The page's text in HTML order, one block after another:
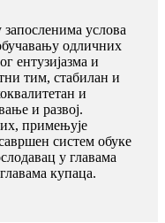
услова
одличних
ентузијазма и
тим, стабилан и
и
и развој.
примењује
систем обуке
у главама
купаца.